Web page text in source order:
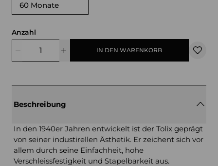
60 Monate
Anzahl
IN DEN WARENKORB
Beschreibung
In den 1940er Jahren entwickelt ist der Tolix geprägt
von seiner industirellen Ästhetik. Er zeichent sich vor
allem durch seine Einfachheit, hohe
Verschleissfestigkeit und Stapelbarkeit aus.